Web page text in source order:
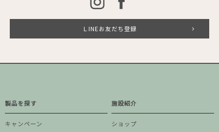
ＬINEお友だち登録
製品を探す
キャンペーン
施設紹介
ショップ